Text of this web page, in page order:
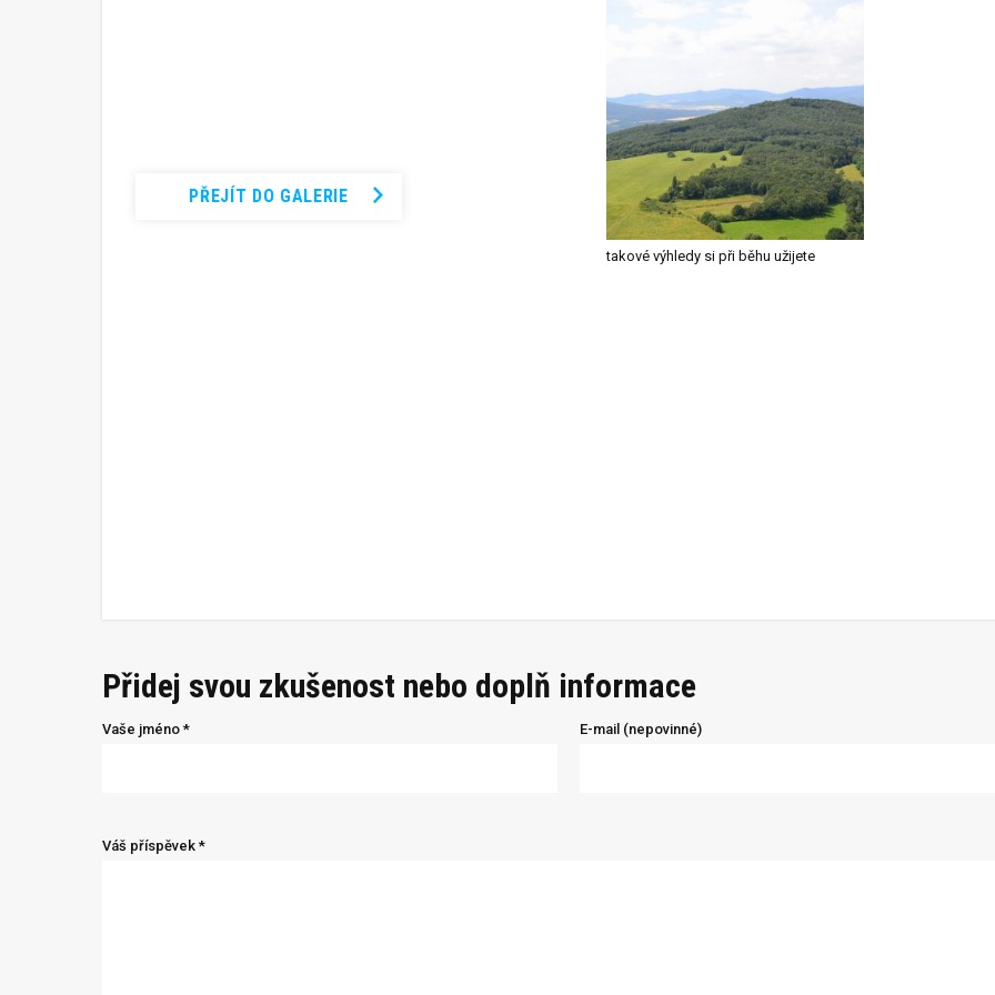
PŘEJÍT DO GALERIE
takové výhledy si při běhu užijete
Přidej svou zkušenost nebo doplň informace
Vaše jméno * E-mail (nepovinné)
Váš příspěvek *